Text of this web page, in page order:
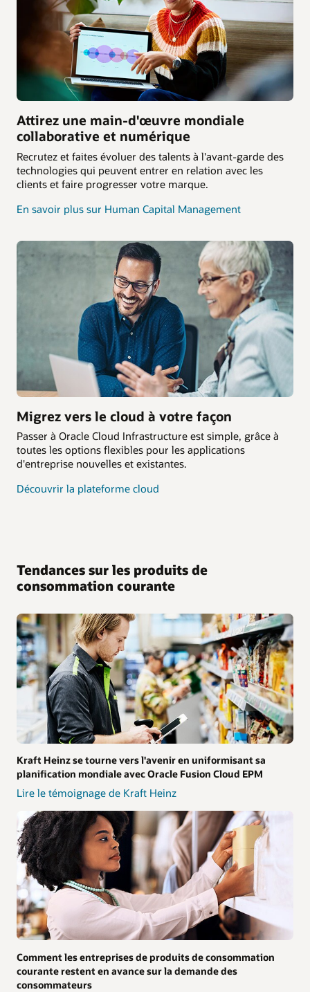
Attirez une main-d'œuvre mondiale
collaborative et numérique
Recrutez et faites évoluer des talents à l'avant-garde des
technologies qui peuvent entrer en relation avec les
clients et faire progresser votre marque.
En savoir plus sur Human Capital Management
Migrez vers le cloud à votre façon
Passer à Oracle Cloud Infrastructure est simple, grâce à
toutes les options flexibles pour les applications
d'entreprise nouvelles et existantes.
Découvrir la plateforme cloud
Tendances sur les produits de
consommation courante
Kraft Heinz se tourne vers l'avenir en uniformisant sa
planification mondiale avec Oracle Fusion Cloud EPM
Lire le témoignage de Kraft Heinz
Comment les entreprises de produits de consommation
courante restent en avance sur la demande des
consommateurs